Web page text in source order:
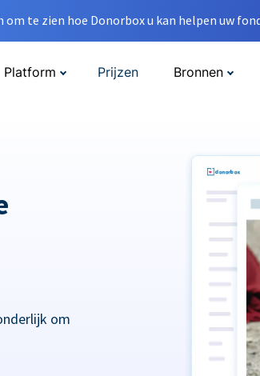
om te zien hoe Donorbox u kan helpen uw
Platform Prijzen Bronnen
om